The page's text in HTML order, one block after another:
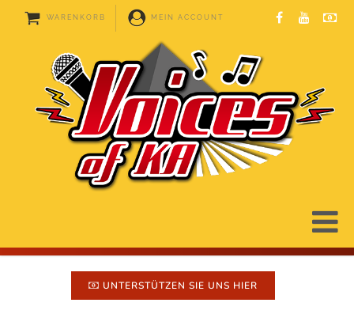
WARENKORB MEIN ACCOUNT
UNTERSTÜTZEN SIE UNS HIER